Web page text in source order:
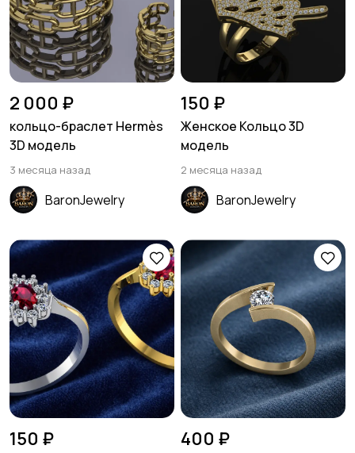
2 000 ₽
кольцо-браслет Hermès
3D модель
3 месяца назад
BaronJewelry
150 ₽
Женское Кольцо 3D
модель
2 месяца назад
BaronJewelry
150 ₽ 400 ₽